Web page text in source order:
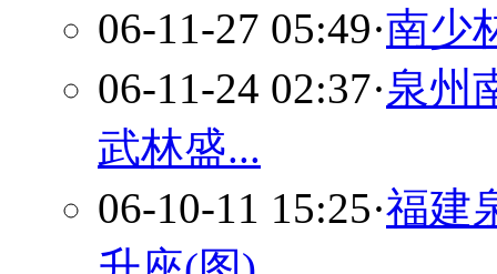
06-11-27 05:49·南少
06-11-24 02:37·泉州
武林盛...
06-10-11 15:25·福建